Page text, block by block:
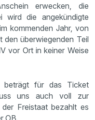
erwecken, die
wird die angekündigte
kommenden Jahr, von
den überwiegenden Teil
vor Ort in keiner Weise
beträgt für das Ticket
uns auch voll zur
Freistaat bezahlt es
OB.